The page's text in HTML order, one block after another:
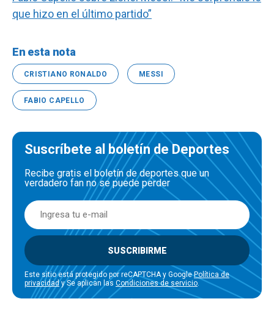
que hizo en el último partido”
En esta nota
CRISTIANO RONALDO MESSI
FABIO CAPELLO
Suscríbete al boletín de Deportes
Recibe gratis el boletín de deportes que un
verdadero fan no se puede perder
SUSCRIBIRME
Este sitio está protegido por reCAPTCHA y GooglePolítica de
privacidady Se aplican las Condiciones de servicio.